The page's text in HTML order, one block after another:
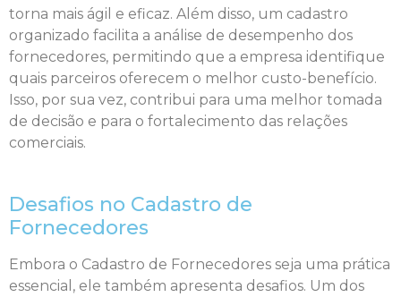
torna mais ágil e eficaz. Além disso, um cadastro
organizado facilita a análise de desempenho dos
fornecedores, permitindo que a empresa identifique
quais parceiros oferecem o melhor custo-benefício.
Isso, por sua vez, contribui para uma melhor tomada
de decisão e para o fortalecimento das relações
comerciais.
Desafios no Cadastro de
Fornecedores
Embora o Cadastro de Fornecedores seja uma prática
essencial, ele também apresenta desafios. Um dos